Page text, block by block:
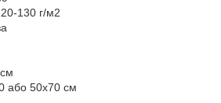
130 г/м2
або 50х70 см